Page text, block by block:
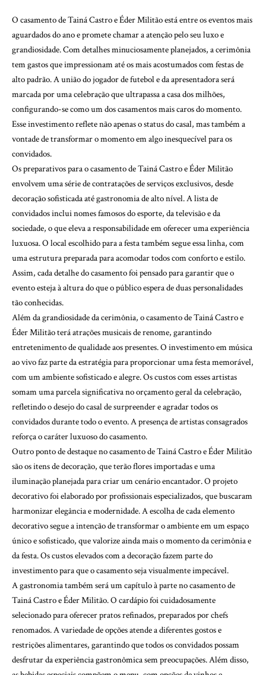
O casamento de Tainá Castro e Éder Militão está entre os eventos mais
aguardados do ano e promete chamar a atenção pelo seu luxo e
grandiosidade. Com detalhes minuciosamente planejados, a cerimônia
tem gastos que impressionam até os mais acostumados com festas de
alto padrão. A união do jogador de futebol e da apresentadora será
marcada por uma celebração que ultrapassa a casa dos milhões,
configurando-se como um dos casamentos mais caros do momento.
Esse investimento reflete não apenas o status do casal, mas também a
vontade de transformar o momento em algo inesquecível para os
convidados.
Os preparativos para o casamento de Tainá Castro e Éder Militão
envolvem uma série de contratações de serviços exclusivos, desde
decoração sofisticada até gastronomia de alto nível. A lista de
convidados inclui nomes famosos do esporte, da televisão e da
sociedade, o que eleva a responsabilidade em oferecer uma experiência
luxuosa. O local escolhido para a festa também segue essa linha, com
uma estrutura preparada para acomodar todos com conforto e estilo.
Assim, cada detalhe do casamento foi pensado para garantir que o
evento esteja à altura do que o público espera de duas personalidades
tão conhecidas.
Além da grandiosidade da cerimônia, o casamento de Tainá Castro e
Éder Militão terá atrações musicais de renome, garantindo
entretenimento de qualidade aos presentes. O investimento em música
ao vivo faz parte da estratégia para proporcionar uma festa memorável,
com um ambiente sofisticado e alegre. Os custos com esses artistas
somam uma parcela significativa no orçamento geral da celebração,
refletindo o desejo do casal de surpreender e agradar todos os
convidados durante todo o evento. A presença de artistas consagrados
reforça o caráter luxuoso do casamento.
Outro ponto de destaque no casamento de Tainá Castro e Éder Militão
são os itens de decoração, que terão flores importadas e uma
iluminação planejada para criar um cenário encantador. O projeto
decorativo foi elaborado por profissionais especializados, que buscaram
harmonizar elegância e modernidade. A escolha de cada elemento
decorativo segue a intenção de transformar o ambiente em um espaço
único e sofisticado, que valorize ainda mais o momento da cerimônia e
da festa. Os custos elevados com a decoração fazem parte do
investimento para que o casamento seja visualmente impecável.
A gastronomia também será um capítulo à parte no casamento de
Tainá Castro e Éder Militão. O cardápio foi cuidadosamente
selecionado para oferecer pratos refinados, preparados por chefs
renomados. A variedade de opções atende a diferentes gostos e
restrições alimentares, garantindo que todos os convidados possam
desfrutar da experiência gastronômica sem preocupações. Além disso,